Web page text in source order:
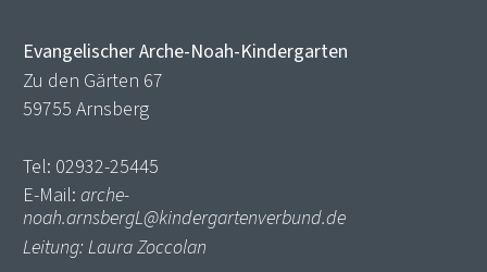
Evangelischer Arche-Noah-Kindergarten
Zu den Gärten 67
59755 Arnsberg
Tel: 02932-25445
E-Mail: arche-
noah.arnsbergL@kindergartenverbund.de
Leitung: Laura Zoccolan